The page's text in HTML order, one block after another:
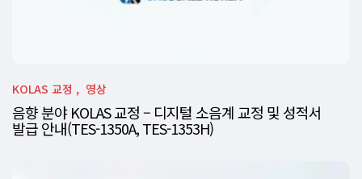
KOLAS 교정 영상
음향 분야 KOLAS 교정 – 디지털 소음계 교정 및 성적서
발급 안내(TES-1350A, TES-1353H)